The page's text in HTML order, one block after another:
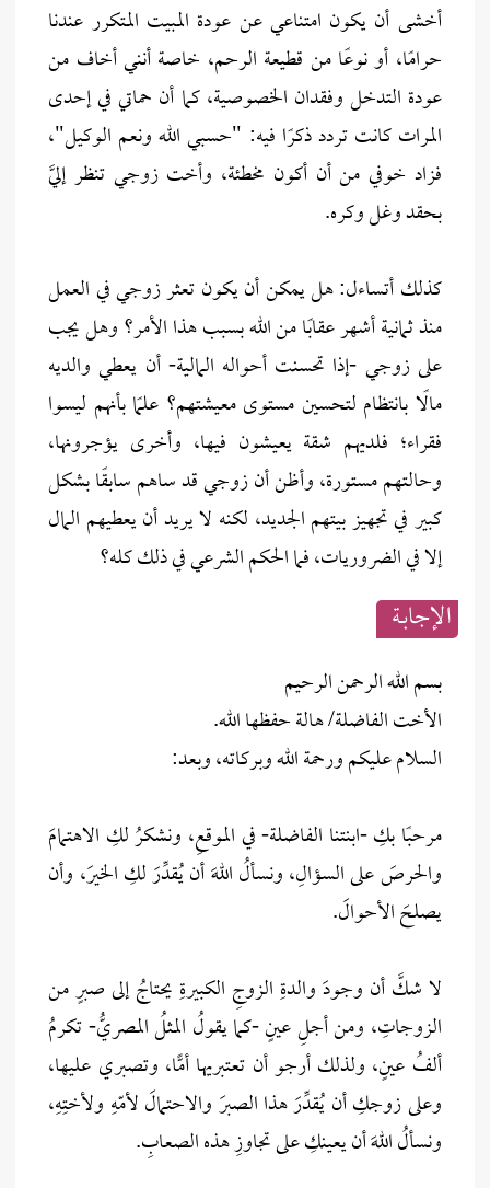
أخشى أن يكون امتناعي عن عودة المبيت المتكرر عندنا
حرامًا، أو نوعًا من قطيعة الرحم، خاصة أنني أخاف من
عودة التدخل وفقدان الخصوصية، كما أن حماتي في إحدى
المرات كانت تردد ذكرًا فيه: "حسبي الله ونعم الوكيل"،
فزاد خوفي من أن أكون مخطئة، وأخت زوجي تنظر إليَّ
بحقد وغل وكره.
كذلك أتساءل: هل يمكن أن يكون تعثر زوجي في العمل
منذ ثمانية أشهر عقابًا من الله بسبب هذا الأمر؟ وهل يجب
على زوجي -إذا تحسنت أحواله المالية- أن يعطي والديه
مالًا بانتظام لتحسين مستوى معيشتهم؟ علمًا بأنهم ليسوا
فقراء؛ فلديهم شقة يعيشون فيها، وأخرى يؤجرونها،
وحالتهم مستورة، وأظن أن زوجي قد ساهم سابقًا بشكل
كبير في تجهيز بيتهم الجديد، لكنه لا يريد أن يعطيهم المال
إلا في الضروريات، فما الحكم الشرعي في ذلك كله؟
الإجابــة
بسم الله الرحمن الرحيم
الأخت الفاضلة/ هالة حفظها الله.
السلام عليكم ورحمة الله وبركاته، وبعد:
مرحبًا بكِ -ابنتنا الفاضلة- في الموقعِ، ونشكرُ لكِ الاهتمامَ
والحرصَ على السؤالِ، ونسألُ اللهَ أن يُقدِّرَ لكِ الخيرَ، وأن
يصلحَ الأحوالَ.
لا شكَّ أن وجودَ والدةِ الزوجِ الكبيرةِ يحتاجُ إلى صبرٍ من
الزوجاتِ، ومن أجلِ عينٍ -كما يقولُ المثلُ المصريُّ- تكرمُ
ألفُ عينٍ، ولذلك أرجو أن تعتبريها أمًّا، وتصبري عليها،
وعلى زوجكِ أن يُقدِّرَ هذا الصبرَ والاحتمالَ لأمّهِ ولأختِهِ،
ونسألُ اللهَ أن يعينكِ على تجاوزِ هذه الصعابِ.